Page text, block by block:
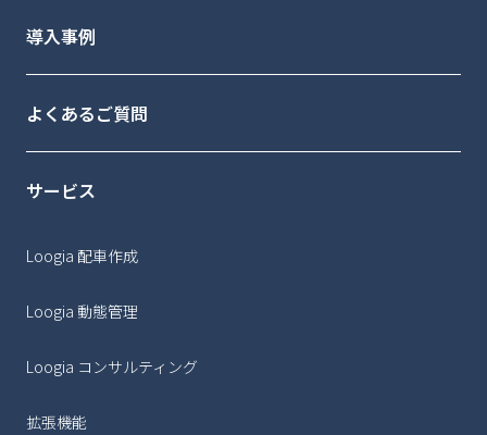
導入事例
よくあるご質問
サービス
Loogia 配車作成
Loogia 動態管理
Loogia コンサルティング
拡張機能